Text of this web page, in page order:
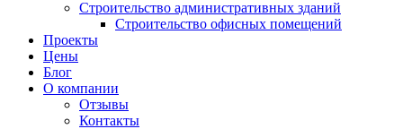
Строительство административных зданий
Строительство офисных помещений
Проекты
Цены
Блог
О компании
Отзывы
Контакты